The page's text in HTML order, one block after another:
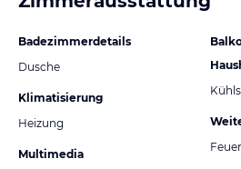
Badezimmerdetails
Dusche
Klimatisierung
Heizung
Multimedia